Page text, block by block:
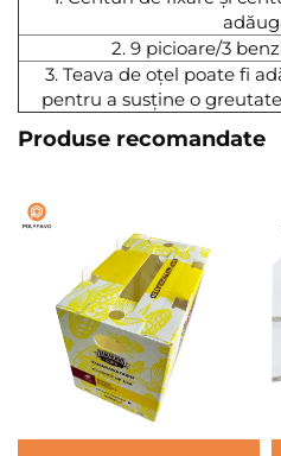
2. 9 picioare/3
3. Teava de oțel poate fi
pentru a susține o
Produse recomandate